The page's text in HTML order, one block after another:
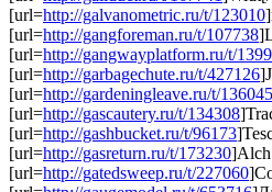
[url=http://galvanometric.ru/t/123010
[url=http://gangforeman.ru/t/107738
[url=http://gangwayplatform.ru/t/
[url=http://garbagechute.ru/t/427126
[url=http://gardeningleave.ru/t/136045
[url=http://gascautery.ru/t/134308
[url=http://gashbucket.ru/t/96173
[url=http://gasreturn.ru/t/173230
[url=http://gatedsweep.ru/t/227060